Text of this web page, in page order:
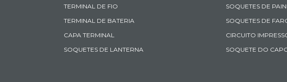
TERMINAL DE FIO
TERMINAL DE BATERIA
CAPA TERMINAL
SOQUETES DE LANTERNA
SOQUETES DE
SOQUETES DE
CIRCUITO
SOQUETE DO